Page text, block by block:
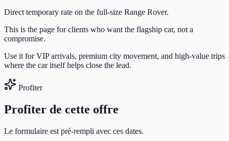
Direct temporary rate on the full-size Range Rover.
This is the page for clients who want the flagship car, not a
compromise.
Use it for VIP arrivals, premium city movement, and high-value trips
where the car itself helps close the lead.
Profiter
Profiter de cette offre
Le formulaire est pré-rempli avec ces dates.